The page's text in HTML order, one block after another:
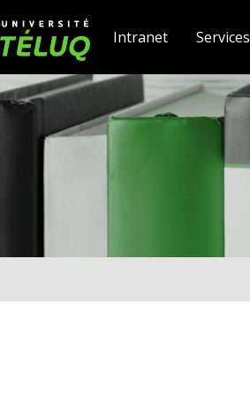
Université TÉLUQIntranet Services